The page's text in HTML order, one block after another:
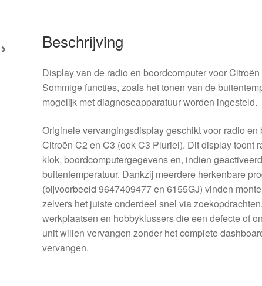
Beschrijving
Display van de radio en boordcomputer voor
Sommige functies, zoals het tonen van de
mogelijk met diagnoseapparatuur worden ingesteld.
Originele vervangingsdisplay geschikt voor radio en
Citroën C2 en C3 (ook C3 Pluriel). Dit display toont
klok, boordcomputergegevens en, indien
buitentemperatuur. Dankzij meerdere herkenbare
(bijvoorbeeld 9647409477 en 6155GJ) vinden
zelvers het juiste onderdeel snel via
werkplaatsen en hobbyklussers die een defecte of
unit willen vervangen zonder het complete
vervangen.